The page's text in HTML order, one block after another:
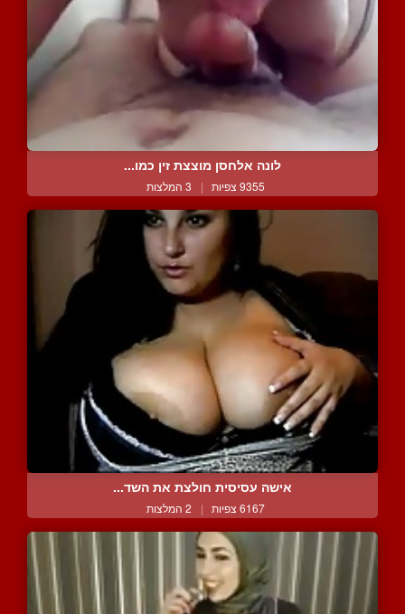
לונה אלחסן מוצצת זין כמו...
9355 צפיות | 3 המלצות
אישה עסיסית חולצת את השד...
6167 צפיות | 2 המלצות